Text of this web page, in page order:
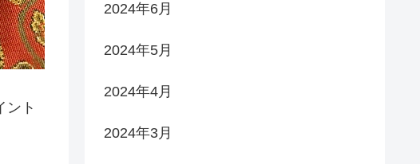
ント
2024年6月
2024年5月
2024年4月
2024年3月